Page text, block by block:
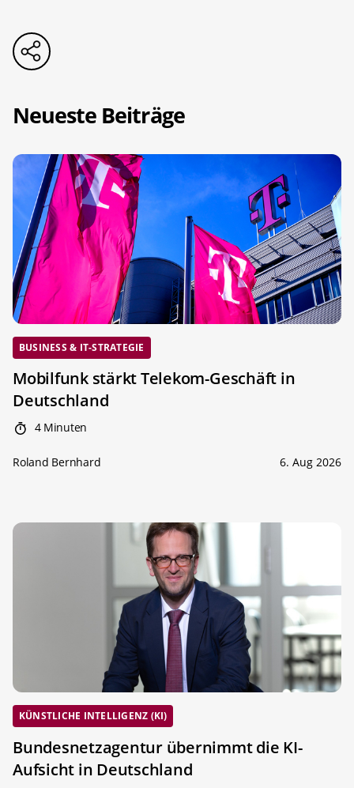
Neueste Beiträge
BUSINESS & IT-STRATEGIE
Mobilfunk stärkt Telekom-Geschäft in
Deutschland
4 Minuten
Roland Bernhard 6. Aug 2026
KÜNSTLICHE INTELLIGENZ (KI)
Bundesnetzagentur übernimmt die KI-
Aufsicht in Deutschland